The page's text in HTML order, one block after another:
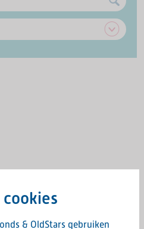
& OldStars gebruiken